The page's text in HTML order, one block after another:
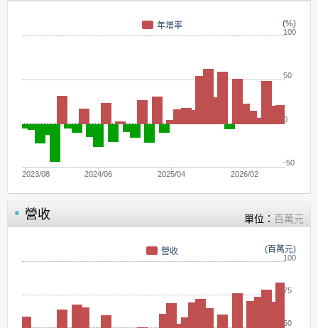
(%)
年增率
2023/08 2024/06 2025/04 2026/02
-50
0
50
100
營收 單位： 百萬元
(百萬元)
營收
50
75
100